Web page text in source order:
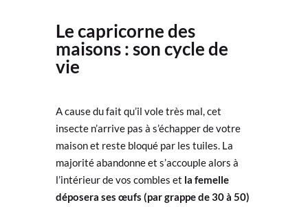
Le capricorne des
maisons : son cycle de
vie
A cause du fait qu’il vole très mal, cet
insecte n’arrive pas à s’échapper de votre
maison et reste bloqué par les tuiles. La
majorité abandonne et s’accouple alors à
l’intérieur de vos combles et la femelle
déposera ses œufs (par grappe de 30 à 50)